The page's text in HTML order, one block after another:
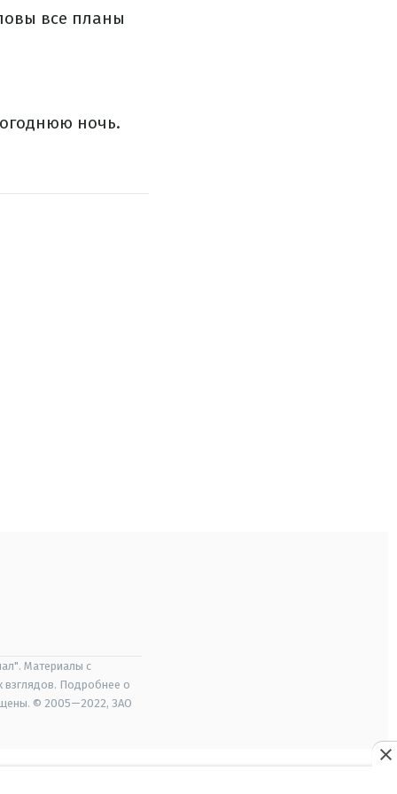
все планы
ночь.
Материалы с
взглядов. Подробнее о
© 2005—2022, ЗАО